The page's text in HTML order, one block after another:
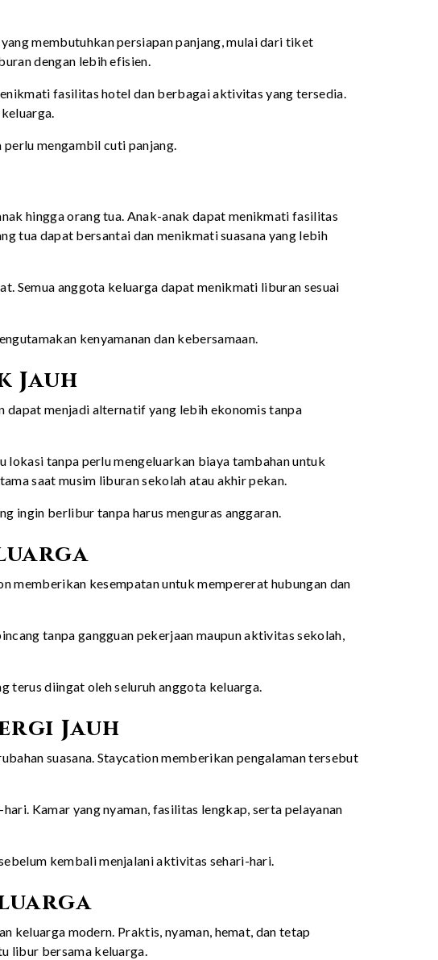
membutuhkan persiapan panjang, mulai dari tiket
dengan lebih efisien.
fasilitas hotel dan berbagai aktivitas yang tersedia.
mengambil cuti panjang.
hingga orang tua. Anak-anak dapat menikmati fasilitas
tua dapat bersantai dan menikmati suasana yang lebih
Semua anggota keluarga dapat menikmati liburan sesuai
kenyamanan dan kebersamaan.
Jauh
dapat menjadi alternatif yang lebih ekonomis tanpa
tanpa perlu mengeluarkan biaya tambahan untuk
saat musim liburan sekolah atau akhir pekan.
ingin berlibur tanpa harus menguras anggaran.
memberikan kesempatan untuk mempererat hubungan dan
tanpa gangguan pekerjaan maupun aktivitas sekolah,
terus diingat oleh seluruh anggota keluarga.
Jauh
suasana. Staycation memberikan pengalaman tersebut
Kamar yang nyaman, fasilitas lengkap, serta pelayanan
kembali menjalani aktivitas sehari-hari.
keluarga modern. Praktis, nyaman, hemat, dan tetap
libur bersama keluarga.